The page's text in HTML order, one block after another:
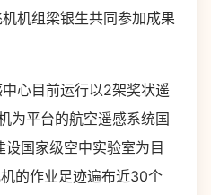
机组梁银生共同参加成果
心目前运行以2架奖状遥
为平台的航空遥感系统国
国家级空中实验室为目
的作业足迹遍布近30个